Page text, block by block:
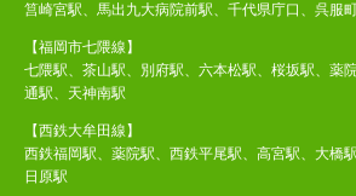
筥崎宮駅、馬出九大病院前駅、千代県庁口、呉服
【福岡市七隈線】
七隈駅、茶山駅、別府駅、六本松駅、桜坂駅、薬
通駅、天神南駅
【西鉄大牟田線】
西鉄福岡駅、薬院駅、西鉄平尾駅、高宮駅、大橋
日原駅